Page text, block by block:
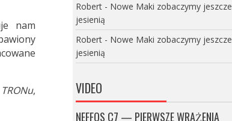
nam
TRONu,
Robert- Nowe Maki zobaczymy jeszcze
jesienią
Robert- Nowe Maki zobaczymy jeszcze
jesienią
VIDEO
NEFFOS C7 — PIERWSZE WRAŻENIA